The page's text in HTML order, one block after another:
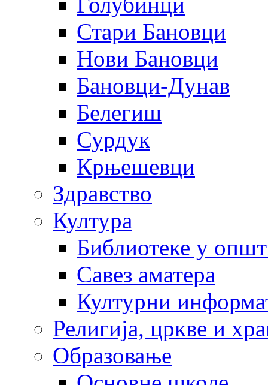
Стари Бановци
Нови Бановци
Бановци-Дунав
Белегиш
Сурдук
Крњешевци
Здравство
Култура
Библиотеке у
Савез аматера
Културни
Религија, цркве и
Образовање